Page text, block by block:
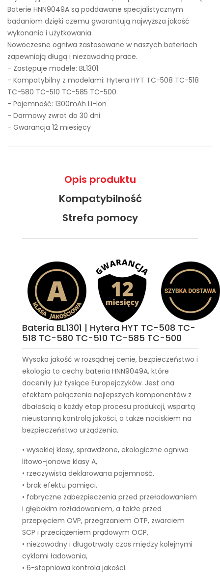
Baterie HNN9049A są poddawane specjalistycznym
badaniom dzięki czemu gwarantują najwyższa jakość
wykonania i użytkowania.
Nowoczesne ogniwa zastosowane w naszych bateriach
zapewniają długą i niezawodną prace.
- Zastępuje modele: BL1301
- Kompatybilny z modelami: Hytera HYT TC-508 TC-518
TC-580 TC-510 TC-585 TC-500
- Pojemność: 1300mAh Li-Ion
- Darmowy zwrot do 30 dni
- Gwarancja 12 miesięcy
Opis produktu
Kompatybilność
Strefa pomocy
Bateria BL1301 | Hytera HYT TC-508 TC-
518 TC-580 TC-510 TC-585 TC-500
Wysoka jakość w rozsądnej cenie, bezpieczeństwo i
ekologia to cechy bateria HNN9049A, które
doceniły już tysiące Europejczyków. Jest ona
efektem połączenia najlepszych komponentów z
dbałością o każdy etap procesu produkcji, wspartą
nieustanną kontrolą jakości, a także naciskiem na
bezpieczeństwo urządzenia.
• wysokiej klasy, sprawdzone, ekologiczne ogniwa
litowo-jonowe klasy A,
• rzeczywista deklarowana pojemność,
• brak efektu pamięci,
• fabryczne zabezpieczenia przed przeładowaniem
i głębokim rozładowaniem, a także przed
przepięciem OVP, przegrzaniem OTP, zwarciem
SCP i przeciążeniem prądowym OCP,
• niezawodny i długotrwały czas między kolejnymi
cyklami ładowania,
• 6-stopniowa kontrola jakości.